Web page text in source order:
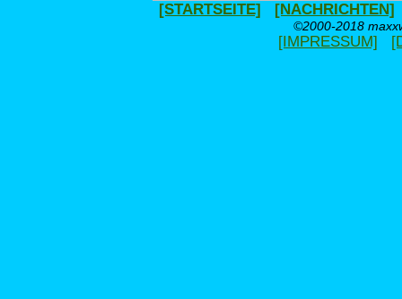
[STARTSEITE] [NACHRICHTEN]
©2000-2018
[IMPRESSUM]